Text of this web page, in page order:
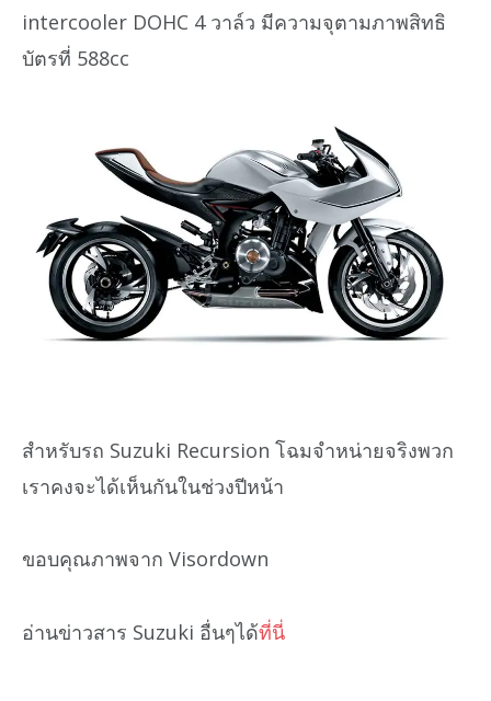
intercooler DOHC 4 วาล์ว มีความจุตามภาพสิทธิ
บัตรที่ 588cc
สำหรับรถ Suzuki Recursion โฉมจำหน่ายจริงพวก
เราคงจะได้เห็นกันในช่วงปีหน้า
ขอบคุณภาพจาก Visordown
อ่านข่าวสาร Suzuki อื่นๆได้ที่นี่